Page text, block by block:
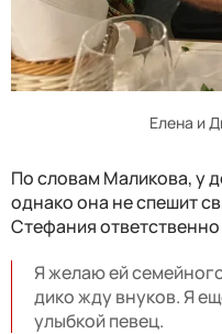
Елена и
По словам Маликова, у
однако она не спешит
Стефания
Я желаю ей
дико жду внуков. Я
улыбкой певец.